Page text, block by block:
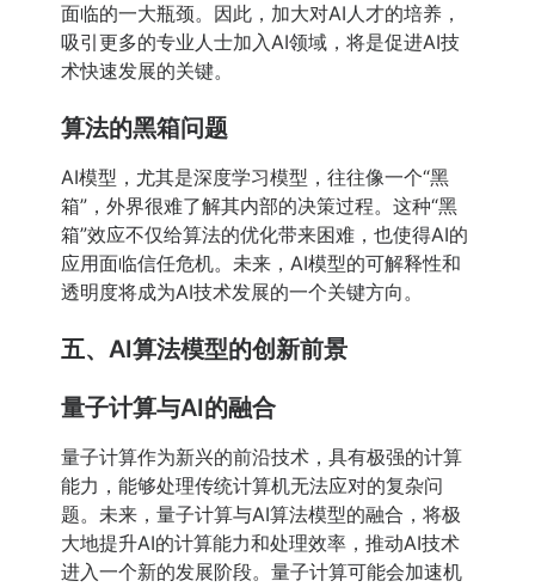
面临的一大瓶颈。因此，加大对AI人才的培养，
吸引更多的专业人士加入AI领域，将是促进AI技
术快速发展的关键。
算法的黑箱问题
AI模型，尤其是深度学习模型，往往像一个“黑
箱”，外界很难了解其内部的决策过程。这种“黑
箱”效应不仅给算法的优化带来困难，也使得AI的
应用面临信任危机。未来，AI模型的可解释性和
透明度将成为AI技术发展的一个关键方向。
五、AI算法模型的创新前景
量子计算与AI的融合
量子计算作为新兴的前沿技术，具有极强的计算
能力，能够处理传统计算机无法应对的复杂问
题。未来，量子计算与AI算法模型的融合，将极
大地提升AI的计算能力和处理效率，推动AI技术
进入一个新的发展阶段。量子计算可能会加速机